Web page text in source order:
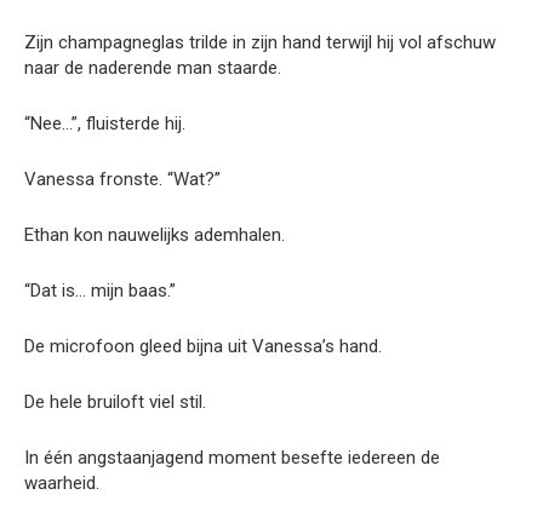
Zijn champagneglas trilde in zijn hand terwijl hij vol afschuw
naar de naderende man staarde.
“Nee…”, fluisterde hij.
Vanessa fronste. “Wat?”
Ethan kon nauwelijks ademhalen.
“Dat is… mijn baas.”
De microfoon gleed bijna uit Vanessa’s hand.
De hele bruiloft viel stil.
In één angstaanjagend moment besefte iedereen de
waarheid.